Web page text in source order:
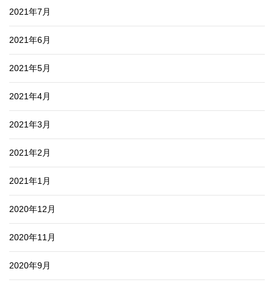
2021年7月
2021年6月
2021年5月
2021年4月
2021年3月
2021年2月
2021年1月
2020年12月
2020年11月
2020年9月